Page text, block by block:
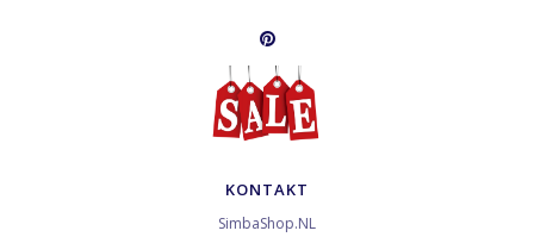
KONTAKT
SimbaShop.NL